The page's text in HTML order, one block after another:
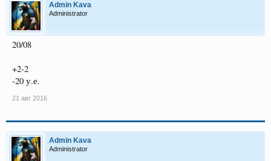
Admin Kava
Administrator
20/08
+2-2
-20 у.е.
21 авг 2016
Admin Kava
Administrator